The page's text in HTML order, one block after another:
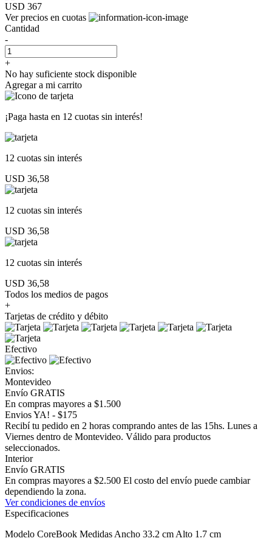
USD 367
Ver precios en cuotas
Cantidad
-
+
No hay suficiente stock disponible
Agregar a mi carrito
¡Paga hasta en 12 cuotas sin interés!
12 cuotas sin interés
USD 36,58
12 cuotas sin interés
USD 36,58
12 cuotas sin interés
USD 36,58
Todos los medios de pagos
+
Tarjetas de crédito y débito
Efectivo
Envios:
Montevideo
Envío GRATIS
En compras mayores a $1.500
Envios YA! - $175
Recibí tu pedido en 2 horas comprando antes de las 15hs. Lunes a
Viernes dentro de Montevideo. Válido para productos
seleccionados.
Interior
Envío GRATIS
En compras mayores a $2.500 El costo del envío puede cambiar
dependiendo la zona.
Ver condiciones de envíos
Especificaciones
Modelo CoreBook Medidas Ancho 33.2 cm Alto 1.7 cm